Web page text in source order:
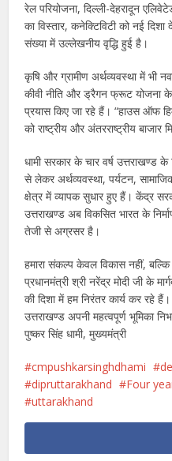
रेल परियोजना, दिल्ली-देहरादून
का विस्तार, कनेक्टिविटी को नई
संख्या में उल्लेखनीय वृद्धि हुई है।
कृषि और ग्रामीण अर्थव्यवस्था में भी
कीवी नीति और ड्रैगन फ्रूट योजना
प्रयास किए जा रहे हैं। “हाउस ऑफ
को राष्ट्रीय और अंतरराष्ट्रीय बाजार
धामी सरकार के चार वर्ष उत्तराखण्ड
से लेकर अर्थव्यवस्था, पर्यटन,
क्षेत्र में व्यापक सुधार हुए हैं। केंद्र
उत्तराखण्ड अब विकसित भारत के
तेजी से अग्रसर है।
हमारा संकल्प केवल विकास नहीं,
प्रधानमंत्री श्री नरेंद्र मोदी जी के
की दिशा में हम निरंतर कार्य कर रहे
उत्तराखण्ड अपनी महत्वपूर्ण भूमिका
पुष्कर सिंह धामी, मुख्यमंत्री
cmpushkarsinghdhami
dipruttarakhand
Four
uttarakhand